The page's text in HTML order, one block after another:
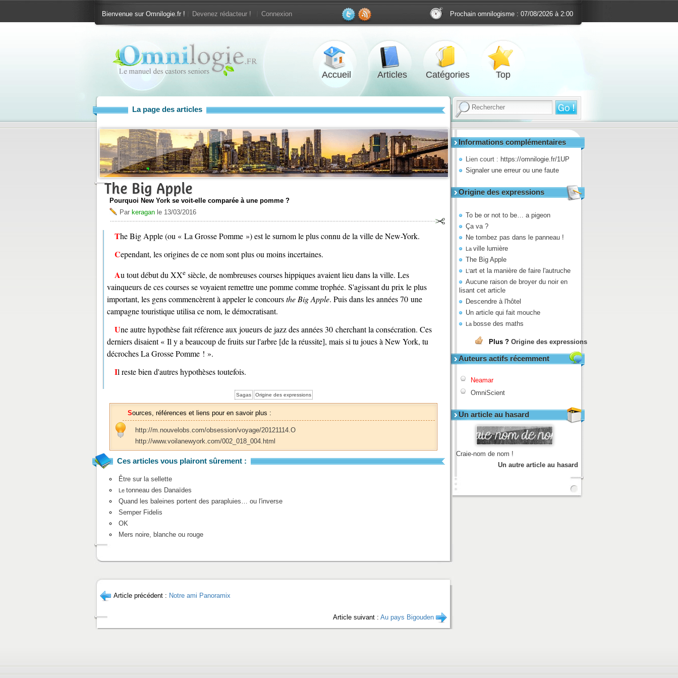
Bienvenue sur Omnilogie.fr ! Devenez rédacteur ! Connexion Prochain omnilogisme : 07/08/2026 à 2:00
Accueil Articles Catégories Top
Informations complémentaires
Lien court : https://omnilogie.fr/1UP
Signaler une erreur ou une faute
Origine des expressions
To be or not to be… a pigeon
Ça va ?
Ne tombez pas dans le panneau !
La ville lumière
The Big Apple
L'art et la manière de faire l'autruche
Aucune raison de broyer du noir en
lisant cet article
Descendre à l'hôtel
Un article qui fait mouche
La bosse des maths
Plus ? Origine des expressions
Auteurs actifs récemment
Neamar
OmniScient
Un article au hasard
Craie-nom de nom !
Un autre article au hasard
La page des articles
The Big Apple
Pourquoi New York se voit-elle comparée à une pomme ?
Par keragan le 13/03/2016
The Big Apple (ou « La Grosse Pomme ») est le surnom le plus connu de la ville de New-York.
Cependant, les origines de ce nom sont plus ou moins incertaines.
Au tout début duXXe siècle, de nombreuses courses hippiques avaient lieu dans la ville. Les
vainqueurs de ces courses se voyaient remettre une pomme comme trophée. S'agissant du prix le plus
important, les gens commencèrent à appeler le concoursthe Big Apple. Puis dans les années 70 une
campagne touristique utilisa ce nom, le démocratisant.
Une autre hypothèse fait référence aux joueurs de jazz des années 30 cherchant la consécration. Ces
derniers disaient « Il y a beaucoup de fruits sur l'arbre [de la réussite], mais si tu joues à New York, tu
décroches La Grosse Pomme ! ».
Il reste bien d'autres hypothèses toutefois.
Sagas Origine des expressions
Sources, références et liens pour en savoir plus :
http://m.nouvelobs.com/obsession/voyage/20121114.O
http://www.voilanewyork.com/002_018_004.html
Ces articles vous plairont sûrement :
Être sur la sellette
Le tonneau des Danaïdes
Quand les baleines portent des parapluies… ou l'inverse
Semper Fidelis
OK
Mers noire, blanche ou rouge
Article précédent : Notre ami Panoramix
Article suivant : Au pays Bigouden